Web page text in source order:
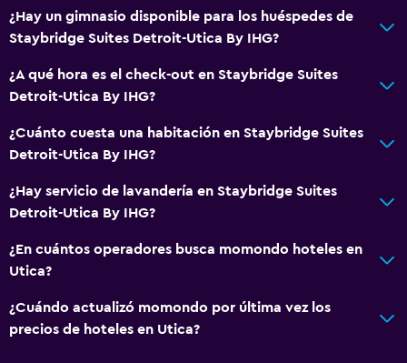
Zona de estar
Posibilidad de habitaciones conectadas
Teléfono
Alfombrado
Mascotas permitidas bajo consulta (pueden aplicar cargos
Accesibilidad
Para no fumadores
¿Hay un gimnasio disponible para los huéspedes de
Staybridge Suites Detroit-Utica By IHG?
¿A qué hora es el check-out en Staybridge Suites
Detroit-Utica By IHG?
¿Cuánto cuesta una habitación en Staybridge Suites
Detroit-Utica By IHG?
¿Hay servicio de lavandería en Staybridge Suites
Detroit-Utica By IHG?
¿En cuántos operadores busca momondo hoteles en
Utica?
¿Cuándo actualizó momondo por última vez los
precios de hoteles en Utica?